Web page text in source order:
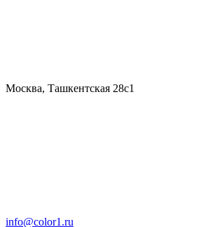
Москва, Ташкентская 28с1
info@color1.ru